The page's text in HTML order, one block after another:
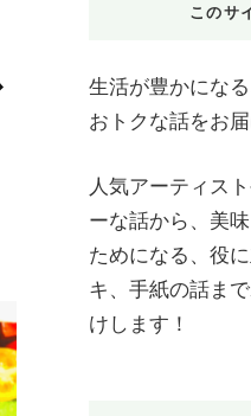
このサ
生活が豊かにな
おトクな話をお届
人気アーティス
ーな話から、美
ためになる、役
キ、手紙の話ま
けします！